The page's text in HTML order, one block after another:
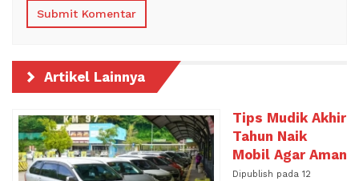
Artikel Lainnya
Tips Mudik Akhir
Tahun Naik
Mobil Agar Aman
Dipublish pada 12